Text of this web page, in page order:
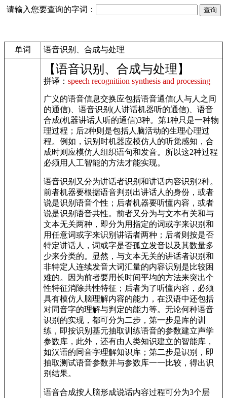
请输入您要查询的字词：
单词 语音识别、合成与处理
【语音识别、合成与处理】
拼译： speech recognitiion synthesis and processing
广义的语音信息交换应包括语音通信(人与人之间
的通信)、语音识别(人讲话机器听的通信)、语音
合成(机器讲话人听的通信)3种。第1种只是一种物
理过程；后2种则是包括人脑活动的生理心理过
程。例如，识别时机器应模仿人的听觉感知，合
成时则应模仿人组织语句和发音。所以这2种过程
必须用人工智能的方法才能实现。
语音识别又分为讲话者识别和讲话内容识别2种。
前者机器要根据语音判别出讲话人的身份，或者
说是识别语音个性；后者机器要听懂内容，或者
说是识别语音共性。前者又分为与文本有关和与
文本无关两种，即分为用指定的词或字来识别和
用任意词或字来识别讲话者两种；后者则按是否
特定讲话人，词或字是否孤立发音以及其数量多
少来分类的。显然，与文本无关的讲话者识别和
非特定人连续发音大词汇量的内容识别是比较困
难的。因为前者要用长时间平均的方法来突出个
性特征消除共性特征；后者为了听懂内容，必须
具有模仿人脑理解内容的能力，在汉语中还包括
对同音字的理解与判定的能力等。无论何种语音
识别的实现，都可分为二步，第一步是库的训
练，即按识别基元抽取训练语音的参数建立声学
参数库，此外，还有由人类知识建立的智能库，
如汉语的同音字理解知识库；第二步是识别，即
抽取测试语音参数并与参数库一一比较，得出识
别结果。
语音合成按人脑形成说话内容过程可分为3个层